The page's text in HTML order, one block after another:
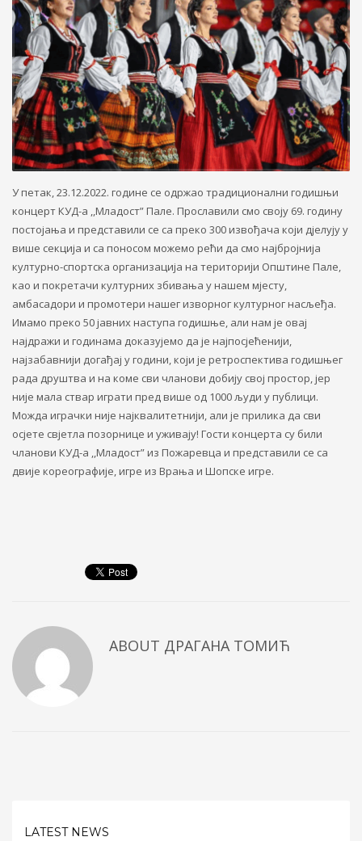
У петак, 23.12.2022. године се одржао традиционални годишњи
концерт КУД-а ,,Младост” Пале. Прославили смо своју 69. годину
постојања и представили се са преко 300 извођача који дјелују у
више секција и са поносом можемо рећи да смо најбројнија
културно-спортска организација на територији Општине Пале,
као и покретачи културних збивања у нашем мјесту,
амбасадори и промотери нашег изворног културног насљеђа.
Имамо преко 50 јавних наступа годишње, али нам је овај
најдражи и годинама доказујемо да је најпосјећенији,
најзабавнији догађај у години, који је ретроспектива годишњег
рада друштва и на коме сви чланови добију свој простор, јер
није мала ствар играти пред више од 1000 људи у публици.
Можда играчки није најквалитетнији, али је прилика да сви
осјете свјетла позорнице и уживају! Гости концерта су били
чланови КУД-а ,,Младост” из Пожаревца и представили се са
двије кореографије, игре из Врања и Шопске игре.
ABOUT ДРАГАНА ТОМИЋ
LATEST NEWS